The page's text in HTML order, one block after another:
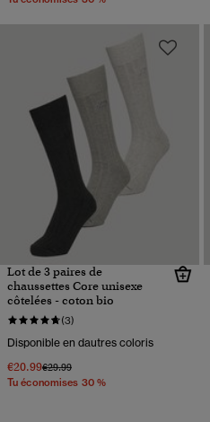
Lot de 3 paires de
chaussettes Core unisexe
côtelées - coton bio
(3)
Disponible en dautres coloris
€20.99Prix réduit de
€29.99à
Tu économises 30 %